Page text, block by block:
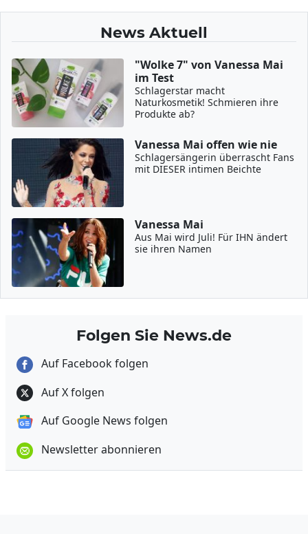
News Aktuell
"Wolke 7" von Vanessa Mai
im Test
Schlagerstar macht
Naturkosmetik! Schmieren ihre
Produkte ab?
Vanessa Mai offen wie nie
Schlagersängerin überrascht Fans
mit DIESER intimen Beichte
Vanessa Mai
Aus Mai wird Juli! Für IHN ändert
sie ihren Namen
Folgen Sie News.de
Auf Facebook folgen
Auf X folgen
Auf Google News folgen
Newsletter abonnieren